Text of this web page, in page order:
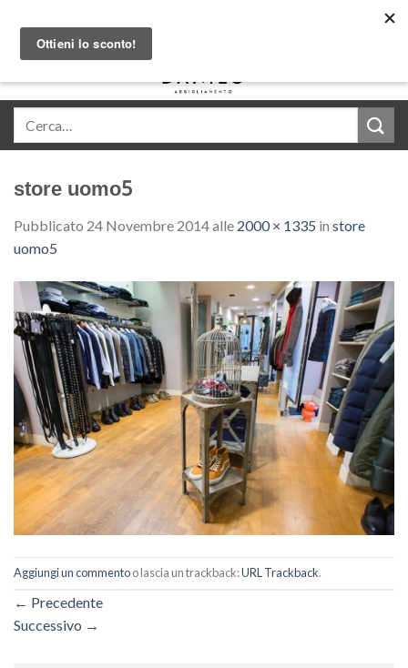
content
store uomo5
Pubblicato 24 Novembre 2014alle 2000 × 1335 in store
uomo5
Aggiungi un commentoo lascia un trackback:URL Trackback.
← Precedente
Successivo →